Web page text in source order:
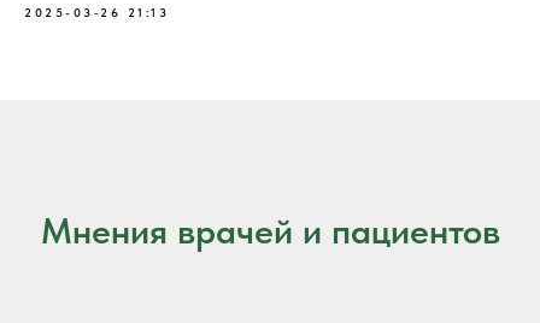
2025-03-26 21:13
Мнения врачей и пациентов